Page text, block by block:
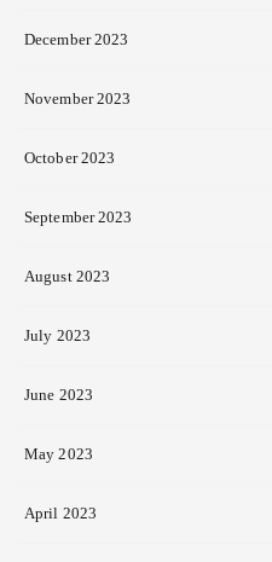
December 2023
November 2023
October 2023
September 2023
August 2023
July 2023
June 2023
May 2023
April 2023